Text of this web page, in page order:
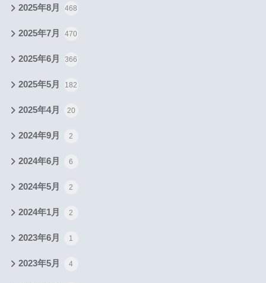
2025年8月 468
2025年7月 470
2025年6月 366
2025年5月 182
2025年4月 20
2024年9月 2
2024年6月 6
2024年5月 2
2024年1月 2
2023年6月 1
2023年5月 4